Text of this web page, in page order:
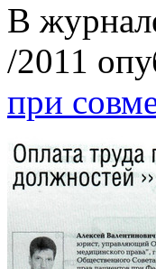
В
/2011
при